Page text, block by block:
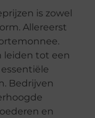
is zowel
Allereerst
leiden tot een
Bedrijven
en